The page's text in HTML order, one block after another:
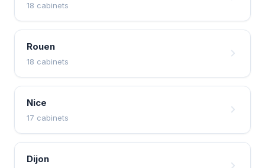
18 cabinets
Rouen
18 cabinets
Nice
17 cabinets
Dijon